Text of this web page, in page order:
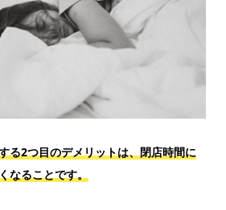
る2つ目のデメリットは、閉店時間に
なることです。